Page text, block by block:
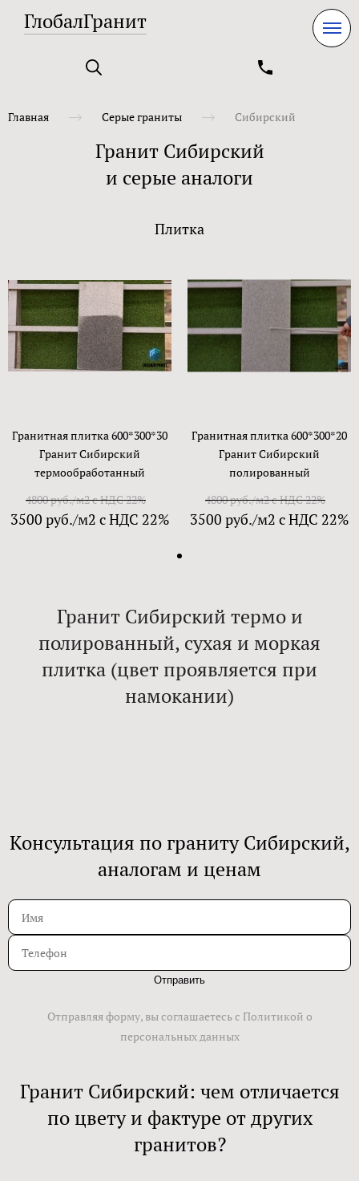
ГлобалГранит
Главная Серые граниты Сибирский
Гранит Сибирский
и серые аналоги
Плитка
Гранитная плитка 600*300*30
Гранит Сибирский
термообработанный
4800 руб./м2 с НДС 22%
3500 руб./м2 с НДС 22%
Гранитная плитка 600*300*20
Гранит Сибирский
полированный
4800 руб./м2 с НДС 22%
3500 руб./м2 с НДС 22%
Гранит Сибирский термо и
полированный, сухая и моркая
плитка (цвет проявляется при
намокании)
Консультация по граниту Сибирский,
аналогам и ценам
Отправить
Отправляя форму, вы соглашаетесь с Политикой о
персональных данных
Гранит Сибирский: чем отличается
по цвету и фактуре от других
гранитов?